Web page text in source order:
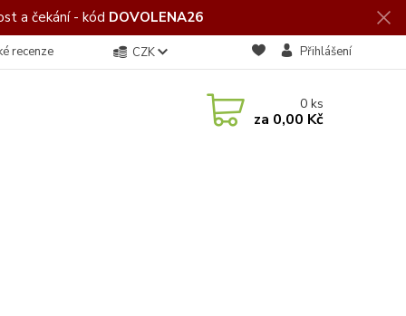
a čekání - kód DOVOLENA26
recenze CZK Přihlášení
0ks
za 0,00 Kč